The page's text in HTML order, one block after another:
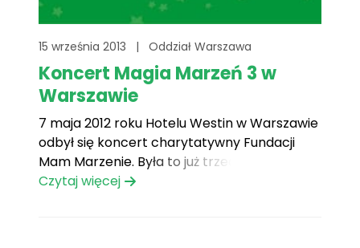
15 września 2013 | Oddział Warszawa
Koncert Magia Marzeń 3 w
Warszawie
7 maja 2012 roku Hotelu Westin w Warszawie
odbył się koncert charytatywny Fundacji
Mam Marzenie. Była to już trzecia z edycji
koncertów Magia Marzeń. Koncert Magia
Czytaj więcej